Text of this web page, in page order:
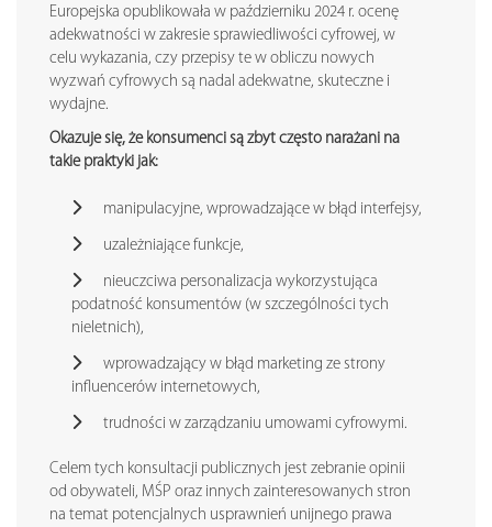
Europejska opublikowała w październiku 2024 r. ocenę
adekwatności w zakresie sprawiedliwości cyfrowej, w
celu wykazania, czy przepisy te w obliczu nowych
wyzwań cyfrowych są nadal adekwatne, skuteczne i
wydajne.
Okazuje się, że konsumenci są zbyt często narażani na
takie praktyki jak:
manipulacyjne, wprowadzające w błąd interfejsy,
uzależniające funkcje,
nieuczciwa personalizacja wykorzystująca
podatność konsumentów (w szczególności tych
nieletnich),
wprowadzający w błąd marketing ze strony
influencerów internetowych,
trudności w zarządzaniu umowami cyfrowymi.
Celem tych konsultacji publicznych jest zebranie opinii
od obywateli, MŚP oraz innych zainteresowanych stron
na temat potencjalnych usprawnień unijnego prawa